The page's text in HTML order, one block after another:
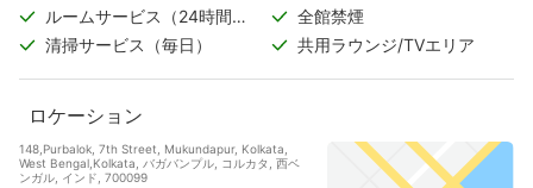
ルームサービス（24時間対
応）
全館禁煙
清掃サービス（毎日）
共用ラウンジ/TVエリア
ロケーション
148,Purbalok, 7th Street, Mukundapur, Kolkata,
West Bengal,Kolkata, バガバンプル, コルカタ, 西ベ
ンガル, インド, 700099